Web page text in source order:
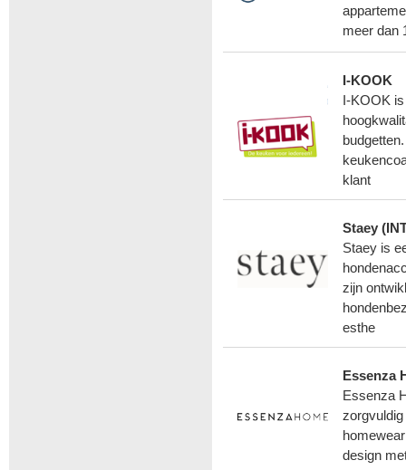
meer dan
I-KOOK
I-KOOK
klant
Staey
Staey is
zijn
esthe
Essenza
Essenza
design